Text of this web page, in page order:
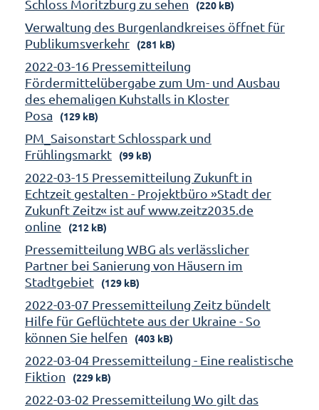
Schloss Moritzburg zu sehen
(220 kB)
Verwaltung des Burgenlandkreises öffnet für
Publikumsverkehr
(281 kB)
2022-03-16 Pressemitteilung
Fördermittelübergabe zum Um- und Ausbau
des ehemaligen Kuhstalls in Kloster
Posa
(129 kB)
PM_Saisonstart Schlosspark und
Frühlingsmarkt
(99 kB)
2022-03-15 Pressemitteilung Zukunft in
Echtzeit gestalten - Projektbüro »Stadt der
Zukunft Zeitz« ist auf www.zeitz2035.de
online
(212 kB)
Pressemitteilung WBG als verlässlicher
Partner bei Sanierung von Häusern im
Stadtgebiet
(129 kB)
2022-03-07 Pressemitteilung Zeitz bündelt
Hilfe für Geflüchtete aus der Ukraine - So
können Sie helfen
(403 kB)
2022-03-04 Pressemitteilung - Eine realistische
Fiktion
(229 kB)
2022-03-02 Pressemitteilung Wo gilt das